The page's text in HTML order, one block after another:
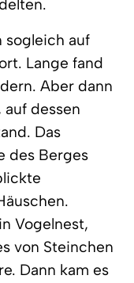
sogleich auf
Lange fand
Aber dann
auf dessen
Das
des Berges
Vogelnest,
von Steinchen
Dann kam es